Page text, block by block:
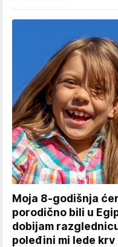
Moja 8-godišnja
porodično bili u
dobijam
poleđini mi lede krv